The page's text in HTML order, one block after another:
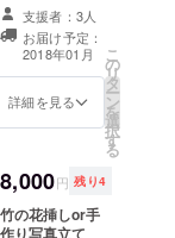
支援者：3人
お届け予定：
2018年01月
詳細を見る
こ
の
リ
タ
ー
ン
を
選
択
す
る
8,000円 残り4
竹の花挿しor手
作り写真立て